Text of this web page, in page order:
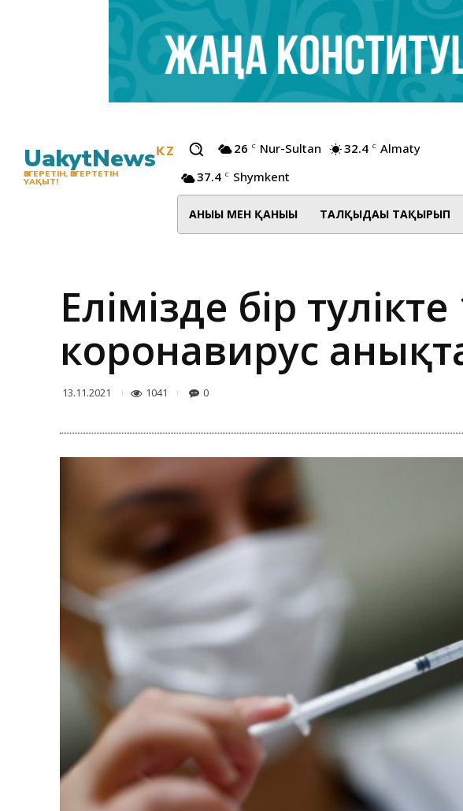
UakytNewsKZ
ӨЗГЕРЕТІН, ӨЗГЕРТЕТІН
УАҚЫТ!
26 C Nur-Sultan 32.4 C Almaty
37.4 C Shymkent
АНЫҒЫ МЕН ҚАНЫҒЫ ТАЛҚЫДАҒЫ ТАҚЫРЫП
Елімізде бір
коронавирус
13.11.2021 1041 0